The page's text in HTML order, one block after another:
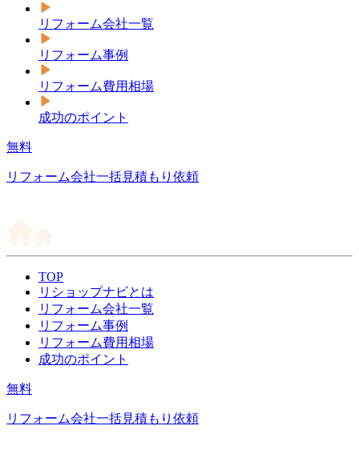
リフォーム会社一覧
リフォーム事例
リフォーム費用相場
成功のポイント
無料
リフォーム会社一括見積もり依頼
TOP
リショップナビとは
リフォーム会社一覧
リフォーム事例
リフォーム費用相場
成功のポイント
無料
リフォーム会社一括見積もり依頼